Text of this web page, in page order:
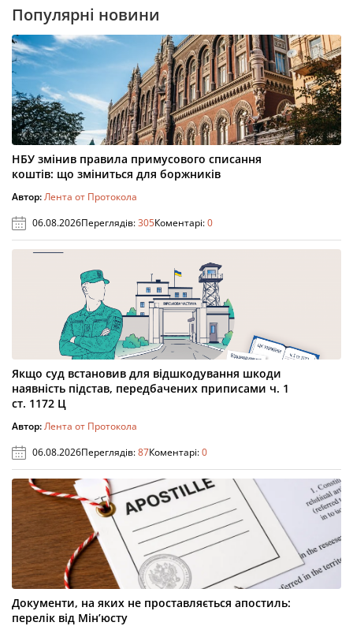
Популярні новини
НБУ змінив правила примусового списання
коштів: що зміниться для боржників
Автор:Лента от Протокола
06.08.2026Переглядів:305Коментарі:0
Якщо суд встановив для відшкодування шкоди
наявність підстав, передбачених приписами ч. 1
ст. 1172 Ц
Автор:Лента от Протокола
06.08.2026Переглядів:87Коментарі:0
Документи, на яких не проставляється апостиль:
перелік від Мін’юсту